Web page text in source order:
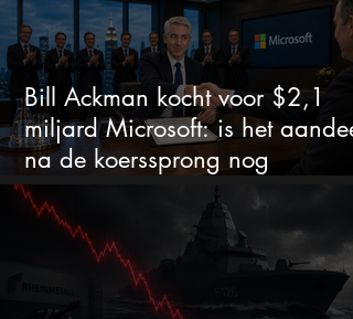
Bill Ackman kocht voor $2,1
miljard Microsoft: is het aandeel
na de koerssprong nog
aantrekkelijk?